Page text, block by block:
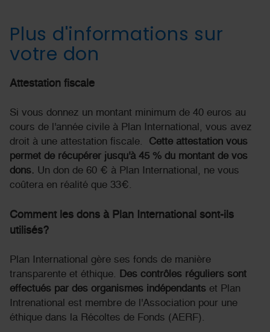
Plus d'informations sur
votre don
Attestation fiscale
Si vous donnez un montant minimum de 40 euros au
cours de l'année civile à Plan International, vous avez
droit à une attestation fiscale. Cette attestation vous
permet de récupérer jusqu'à 45 % du montant de vos
dons. Un don de 60 € à Plan International, ne vous
coûtera en réalité que 33€.
Comment les dons à Plan International sont-ils
utilisés?
Plan International gère ses fonds de manière
transparente et éthique.
Des contrôles réguliers sont
effectués par des organismes indépendants et Plan
Intrenational est membre de l'Association pour une
éthique dans la Récoltes de Fonds (AERF).